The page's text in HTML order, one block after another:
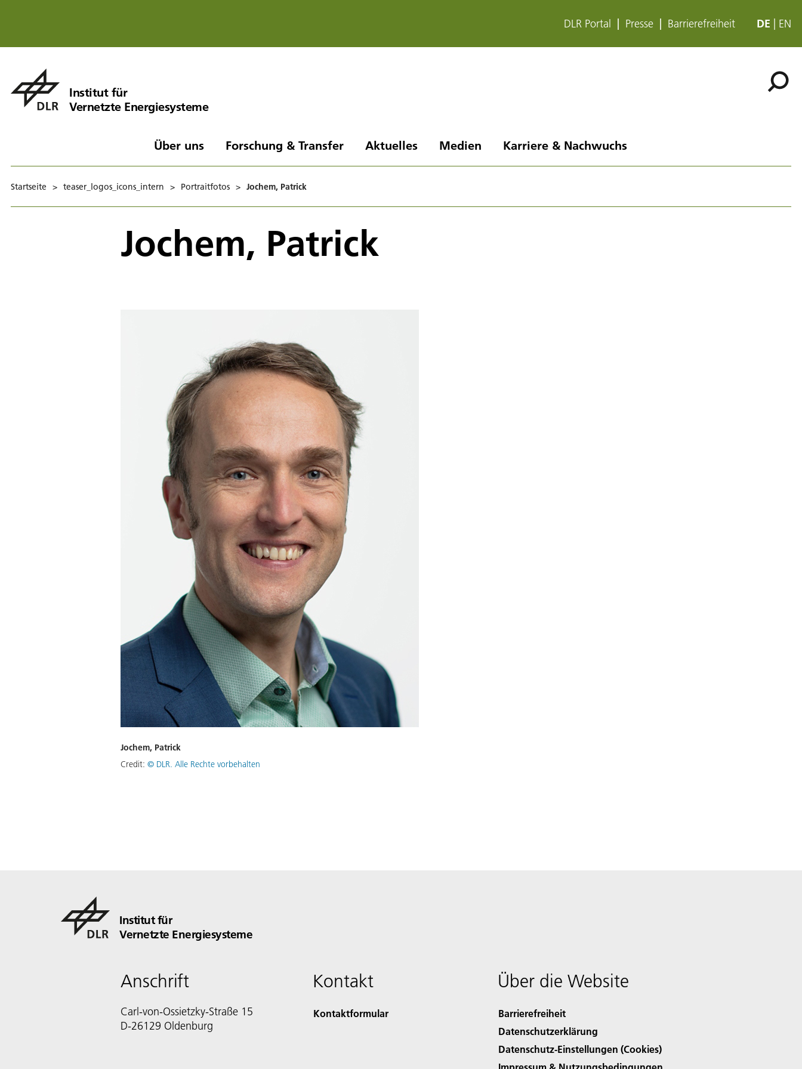
DLR Portal Presse Barrierefreiheit DE EN
Institut für
Vernetzte Energiesysteme
Über uns Forschung & Transfer Aktuelles Medien Karriere & Nachwuchs
Startseite > teaser_logos_icons_intern > Portraitfotos > Jochem, Patrick
Jochem, Patrick
Jochem, Patrick
Credit: © DLR. Alle Rechte vorbehalten
Institut für
Vernetzte Energiesysteme
Anschrift
Carl-von-Ossietzky-Straße 15
D-26129 Oldenburg
Kontakt
Kontaktformular
Über die Website
Barrierefreiheit
Datenschutzerklärung
Datenschutz-Einstellungen (Cookies)